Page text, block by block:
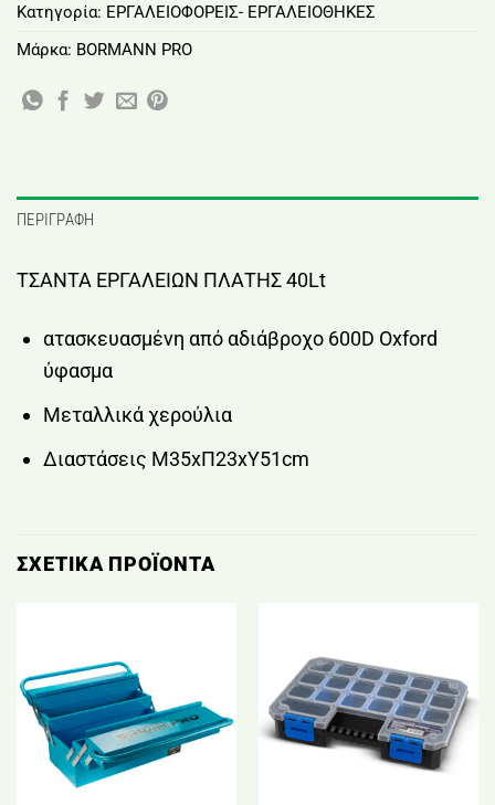
Κατηγορία: ΕΡΓΑΛΕΙΟΦΟΡΕΙΣ- ΕΡΓΑΛΕΙΟΘΗΚΕΣ
Μάρκα: BORMANN PRO
ΠΕΡΙΓΡΑΦΉ
ΤΣΑΝΤΑ ΕΡΓΑΛΕΙΩΝ ΠΛΑΤΗΣ 40Lt
ατασκευασμένη από αδιάβροχο 600D Oxford
ύφασμα
Μεταλλικά χερούλια
Διαστάσεις Μ35xΠ23xΥ51cm
ΣΧΕΤΙΚΆ ΠΡΟΪΌΝΤΑ